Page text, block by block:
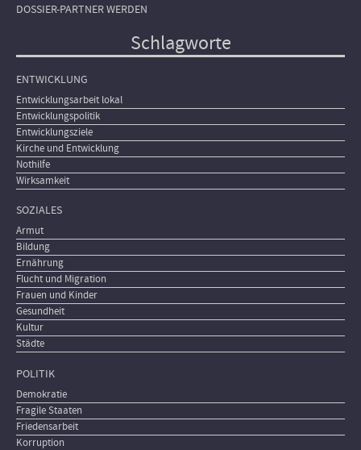
DOSSIER-PARTNER WERDEN
Schlagworte
ENTWICKLUNG
Entwicklungsarbeit lokal
Entwicklungspolitik
Entwicklungsziele
Kirche und Entwicklung
Nothilfe
Wirksamkeit
SOZIALES
Armut
Bildung
Ernährung
Flucht und Migration
Frauen und Kinder
Gesundheit
Kultur
Städte
POLITIK
Demokratie
Fragile Staaten
Friedensarbeit
Korruption